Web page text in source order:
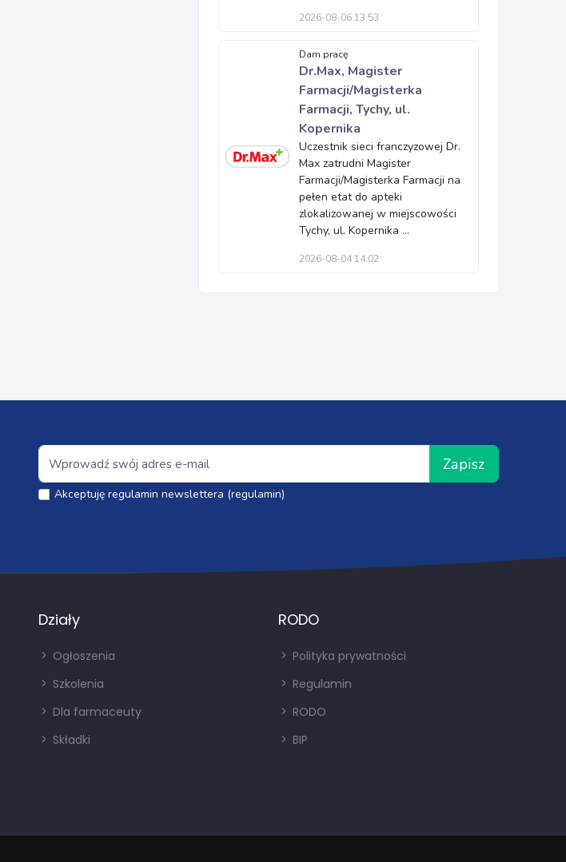
2026-08-06 13:53
Dam pracę
Dr.Max, Magister
Farmacji/Magisterka
Farmacji, Tychy, ul.
Kopernika
Uczestnik sieci franczyzowej Dr.
Max zatrudni Magister
Farmacji/Magisterka Farmacji na
pełen etat do apteki
zlokalizowanej w miejscowości
Tychy, ul. Kopernika ...
2026-08-04 14:02
Zapisz
Akceptuję regulamin newslettera (regulamin)
Działy
Ogłoszenia
Szkolenia
Dla farmaceuty
Składki
RODO
Polityka prywatności
Regulamin
RODO
BIP